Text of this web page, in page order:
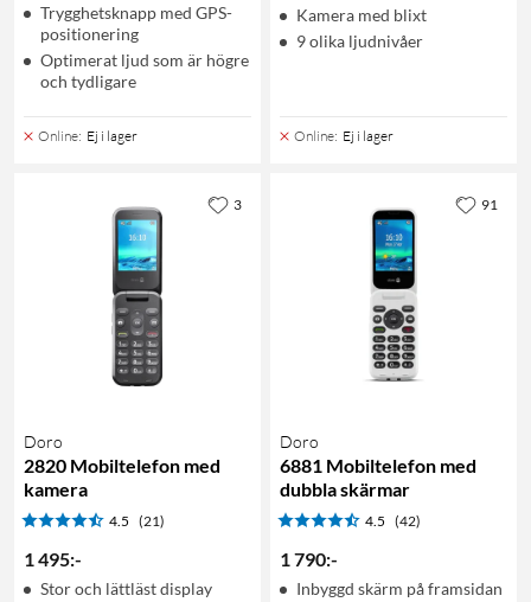
Trygghetsknapp med GPS-
positionering
Optimerat ljud som är högre
och tydligare
Online: Ej i lager
Kamera med blixt
9 olika ljudnivåer
Online: Ej i lager
Doro
2820 Mobiltelefon med
kamera
4.5 (21)
1 495:-
Stor och lättläst display
3
Doro
6881 Mobiltelefon med
dubbla skärmar
4.5 (42)
1 790:-
Inbyggd skärm på framsidan
91